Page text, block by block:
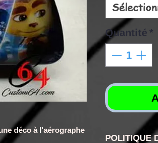
déco à l'aérographe
Quantité *
POLITIQUE